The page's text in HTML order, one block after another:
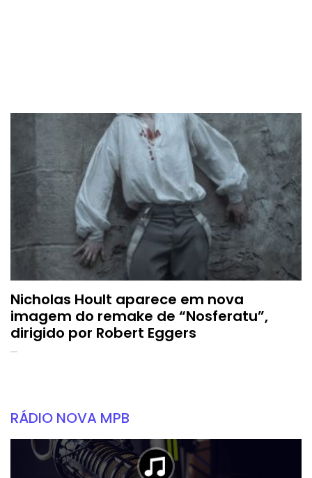
Nicholas Hoult aparece em nova
imagem do remake de “Nosferatu”,
dirigido por Robert Eggers
RÁDIO NOVA MPB